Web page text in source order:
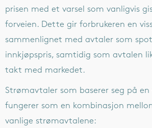
prisen med et varsel som vanligvis
forveien. Dette gir forbrukeren en
sammenlignet med avtaler som
innkjøpspris, samtidig som avtalen
takt med markedet.
Strømavtaler som baserer seg på en
fungerer som en kombinasjon
vanlige strømavtalene: